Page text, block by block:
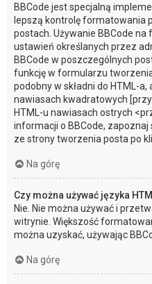
BBCode jest specjalną
lepszą kontrolę formatowania
postach. Używanie BBCode
ustawień określanych przez
BBCode w poszczególnych
funkcję w formularzu
podobny w składni do HTML-
nawiasach kwadratowych
HTML-u nawiasach ostrych
informacji o BBCode,
ze strony tworzenia posta po
Na górę
Czy można używać języka
Nie. Nie można używać i
witrynie. Większość
można uzyskać, używając
Na górę